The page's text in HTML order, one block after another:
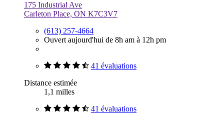
175 Industrial Ave
Carleton Place, ON K7C3V7
(613) 257-4664
Ouvert aujourd'hui de 8h am à 12h pm
41 évaluations
Distance estimée
1,1 milles
41 évaluations